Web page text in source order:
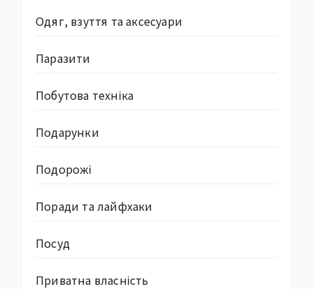
Одяг, взуття та аксесуари
Паразити
Побутова техніка
Подарунки
Подорожі
Поради та лайфхаки
Посуд
Приватна власність